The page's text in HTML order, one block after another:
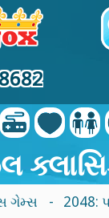
ગેમ્સ - 2048: